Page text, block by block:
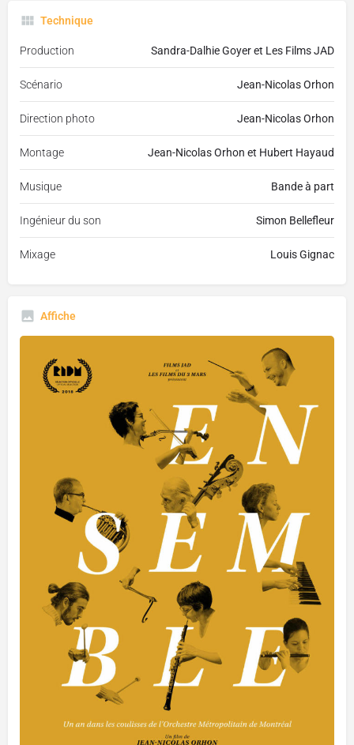
Technique
Production Sandra-Dalhie Goyer et Les Films JAD
Scénario Jean-Nicolas Orhon
Direction photo Jean-Nicolas Orhon
Montage Jean-Nicolas Orhon et Hubert Hayaud
Musique Bande à part
Ingénieur du son Simon Bellefleur
Mixage Louis Gignac
Affiche